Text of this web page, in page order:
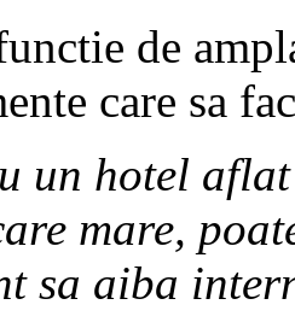
de
care sa
un hotel
mare,
sa aiba